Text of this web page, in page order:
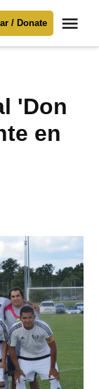
/ Donate
'Don
en